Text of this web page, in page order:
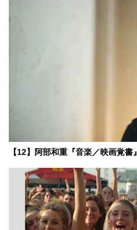
【12】阿部和重『音楽／映画覚書』